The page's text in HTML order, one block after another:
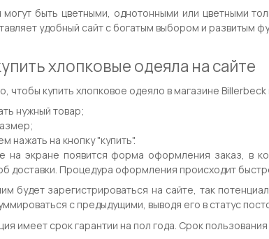
быть цветными, однотонными или цветными
удобный сайт с богатым выбором и развитым
хлопковые одеяла на сайте
чтобы купить хлопковое одеяло в магазине
нужный товар;
нажать на кнопку "купить".
на экране появится форма оформления заказ, в
доставки. Процедура оформления происходит
будет зарегистрироваться на сайте, так
с предыдущими, выводя его в статус
имеет срок гарантии на пол года. Срок